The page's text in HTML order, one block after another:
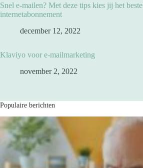
Snel e-mailen? Met deze tips kies jij het beste
internetabonnement
december 12, 2022
Klaviyo voor e-mailmarketing
november 2, 2022
Populaire berichten